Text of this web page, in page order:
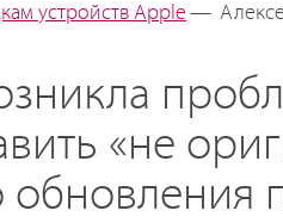
устройств Apple —
«не
обновления